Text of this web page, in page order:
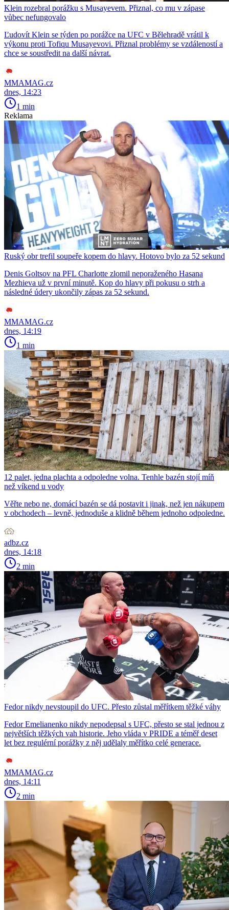
Klein rozebral porážku s Musayevem. Přiznal, co mu v zápase
vůbec nefungovalo
Ľudovít Klein se týden po porážce na UFC v Bělehradě vrátil k
výkonu proti Tofiqu Musayevovi. Přiznal problémy se vzdáleností a
chce se soustředit na další návrat.
MMAMAG.cz
dnes, 14:23
1 min
Reklama
Ruský obr trefil soupeře kopem do hlavy. Hotovo bylo za 52 sekund
Denis Goltsov na PFL Charlotte zlomil neporaženého Hasana
Mezhieva už v první minutě. Kop do hlavy při pokusu o strh a
následné údery ukončily zápas za 52 sekund.
MMAMAG.cz
dnes, 14:19
1 min
12 palet, jedna plachta a odpoledne volna. Tenhle bazén stojí míň
než víkend u vody
Věřte nebo ne, domácí bazén se dá postavit i jinak, než jen nákupem
v obchodech – levně, jednoduše a klidně během jednoho odpoledne.
adbz.cz
dnes, 14:18
2 min
Fedor nikdy nevstoupil do UFC. Přesto zůstal měřítkem těžké váhy
Fedor Emelianenko nikdy nepodepsal s UFC, přesto se stal jednou z
největších těžkých vah historie. Jeho vláda v PRIDE a téměř deset
let bez regulérní porážky z něj udělaly měřítko celé generace.
MMAMAG.cz
dnes, 14:11
2 min